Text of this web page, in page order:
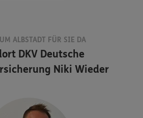
ALBSTADT FÜR SIE DA
DKV Deutsche
Niki Wieder